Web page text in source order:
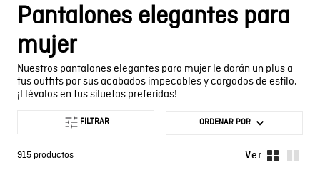
Pantalones elegantes para
mujer
Nuestros pantalones elegantes para mujer le darán un plus a
tus outfits por sus acabados impecables y cargados de estilo.
¡Llévalos en tus siluetas preferidas!
FILTRAR ORDENAR POR
915 productos